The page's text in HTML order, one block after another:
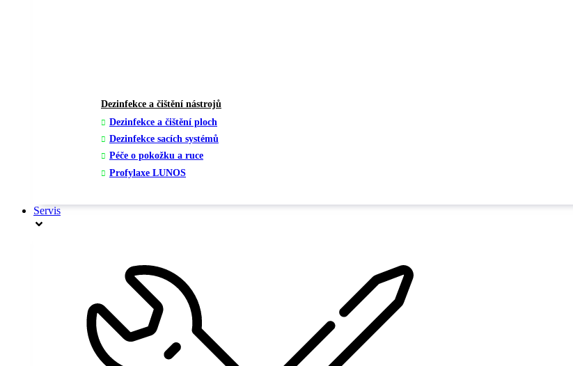
Dezinfekce a čištění nástrojů
Dezinfekce a čištění ploch
Dezinfekce sacích systémů
Péče o pokožku a ruce
Profylaxe LUNOS
Servis